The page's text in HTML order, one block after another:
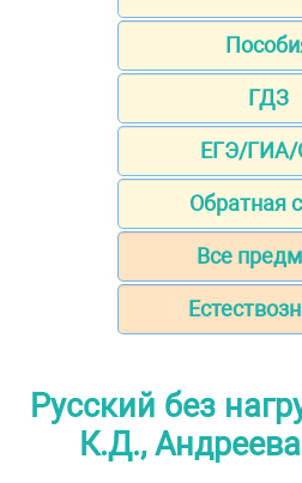
ГДЗ
ЕГЭ/ГИА/
Обратная
Все
Русский без
К.Д.,